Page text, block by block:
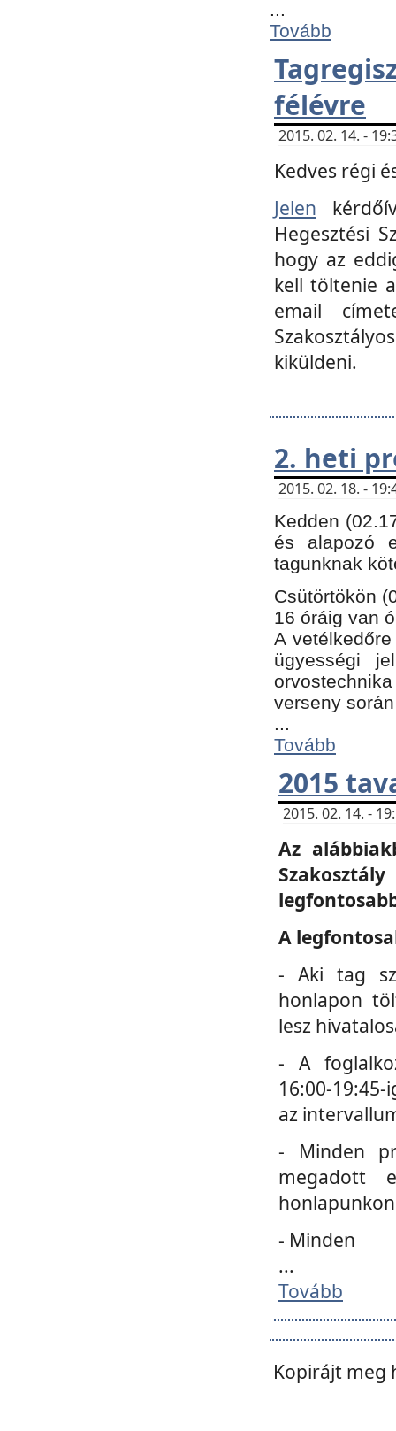
...
Tovább
félévre
2015. 02. 14. -
Kedves régi
Jelen
Hegesztési
hogy az
kell töltenie
email
kiküldeni.
2. heti
2015. 02. 18. -
Kedden
és alapozó
tagunknak
Csütörtökön
16 óráig van
A
ügyességi
verseny
...
Tovább
2015
2015. 02. 14. -
Az
A
- Aki tag
honlapon
lesz
- A
16:00-
az
- Minden
megadott
- Minden
...
Tovább
Kopirájt meg